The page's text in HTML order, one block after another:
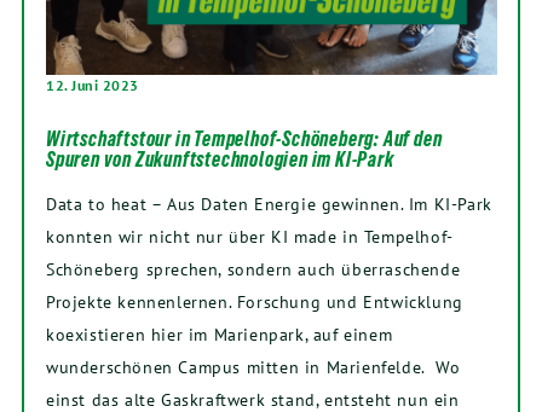
12. Juni 2023
Wirtschaftstour in Tempelhof-Schöneberg: Auf den
Spuren von Zukunftstechnologien im KI-Park
Data to heat – Aus Daten Energie gewinnen. Im KI-Park
konnten wir nicht nur über KI made in Tempelhof-
Schöneberg sprechen, sondern auch überraschende
Projekte kennenlernen. Forschung und Entwicklung
koexistieren hier im Marienpark, auf einem
wunderschönen Campus mitten in Marienfelde. Wo
einst das alte Gaskraftwerk stand, entsteht nun ein